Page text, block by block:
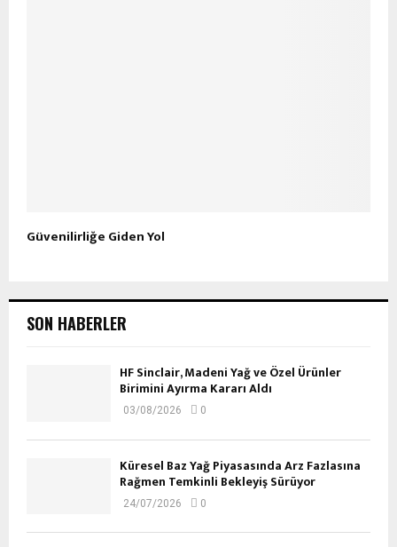
Güvenilirliğe Giden Yol
SON HABERLER
HF Sinclair, Madeni Yağ ve Özel Ürünler
Birimini Ayırma Kararı Aldı
03/08/2026 0
Küresel Baz Yağ Piyasasında Arz Fazlasına
Rağmen Temkinli Bekleyiş Sürüyor
24/07/2026 0